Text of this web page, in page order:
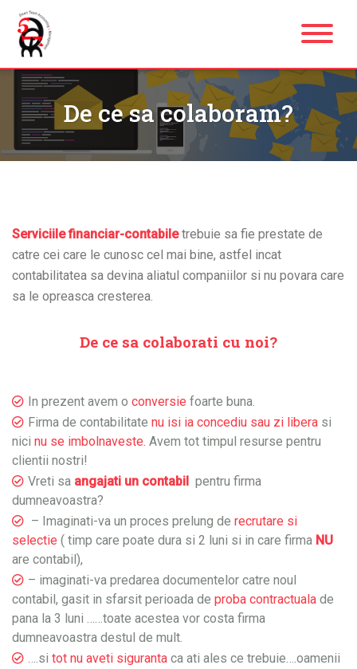
De ce sa colaboram?
Serviciile financiar-contabile trebuie sa fie prestate de
catre cei care le cunosc cel mai bine, astfel incat
contabilitatea sa devina aliatul companiilor si nu povara care
sa le opreasca cresterea.
De ce sa colaborati cu noi?
In prezent avem o conversie foarte buna.
Firma de contabilitate nu isi ia concediu sau zi libera si
nici nu se imbolnaveste. Avem tot timpul resurse pentru
clientii nostri!
Vreti sa angajati un contabil pentru firma
dumneavoastra?
– Imaginati-va un proces prelung de recrutare si
selectie ( timp care poate dura si 2 luni si in care firma NU
are contabil),
– imaginati-va predarea documentelor catre noul
contabil, gasit in sfarsit perioada de proba contractuala de
pana la 3 luni ……toate acestea vor costa firma
dumneavoastra destul de mult.
….si tot nu aveti siguranta ca ati ales ce trebuie….oamenii